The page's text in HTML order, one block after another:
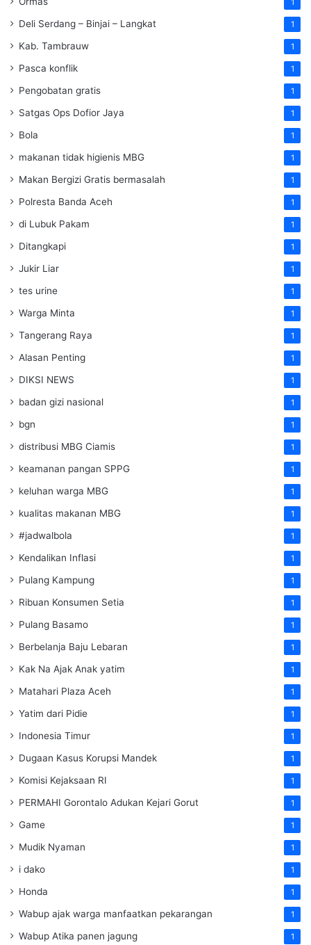
1
Deli Serdang – Binjai – Langkat 1
Kab. Tambrauw 1
Pasca konflik 1
Pengobatan gratis 1
Satgas Ops Dofior Jaya 1
Bola 1
makanan tidak higienis MBG 1
Makan Bergizi Gratis bermasalah 1
Polresta Banda Aceh 1
di Lubuk Pakam 1
Ditangkapi 1
Jukir Liar 1
tes urine 1
Warga Minta 1
Tangerang Raya 1
Alasan Penting 1
DIKSI NEWS 1
badan gizi nasional 1
bgn 1
distribusi MBG Ciamis 1
keamanan pangan SPPG 1
keluhan warga MBG 1
kualitas makanan MBG 1
#jadwalbola 1
Kendalikan Inflasi 1
Pulang Kampung 1
Ribuan Konsumen Setia 1
Pulang Basamo 1
Berbelanja Baju Lebaran 1
Kak Na Ajak Anak yatim 1
Matahari Plaza Aceh 1
Yatim dari Pidie 1
Indonesia Timur 1
Dugaan Kasus Korupsi Mandek 1
Komisi Kejaksaan RI 1
PERMAHI Gorontalo Adukan Kejari Gorut 1
Game 1
Mudik Nyaman 1
i dako 1
Honda 1
Wabup ajak warga manfaatkan pekarangan 1
Wabup Atika panen jagung 1